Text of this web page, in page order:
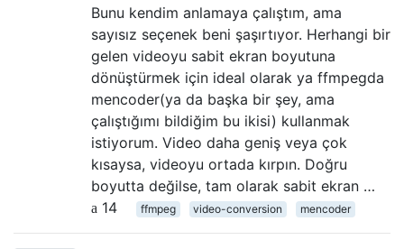
Bunu kendim anlamaya çalıştım, ama
sayısız seçenek beni şaşırtıyor. Herhangi bir
gelen videoyu sabit ekran boyutuna
dönüştürmek için ideal olarak ya ffmpegda
mencoder(ya da başka bir şey, ama
çalıştığımı bildiğim bu ikisi) kullanmak
istiyorum. Video daha geniş veya çok
kısaysa, videoyu ortada kırpın. Doğru
boyutta değilse, tam olarak sabit ekran …
14
ffmpeg video-conversion mencoder